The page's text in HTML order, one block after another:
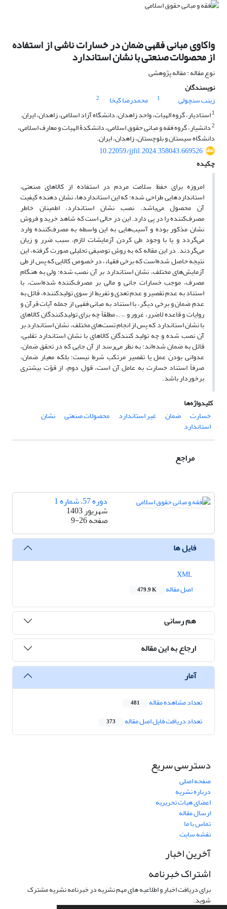
واکاوی مبانی فقهی ضمان در خسارات ناشی از استفاده
از محصولات صنعتی با نشان استاندارد‏
نوع مقاله : مقاله پژوهشی
نویسندگان
زینب سنچولی
1 محمدرضا کیخا
2
1استادیار، گروه الهیات، واحد زاهدان، دانشگاه آزاد اسلامی، زاهدان، ایران.
2دانشیار، گروه فقه و مبانی حقوق اسلامی، دانشکدۀ الهیات و معارف اسلامی،
دانشگاه سیستان و بلوچستان، زاهدان، ایران.
10.22059/jjfil.2024.358043.669526
چکیده
امروزه برای حفظ سلامت مردم در استفاده از کالاهای صنعتی،
استانداردهایی طراحی شده؛ که این استانداردها، نشان دهنده کیفیت
آن محصول می‌باشد. نصب نشان استاندارد، اطمینان خاطر
مصرف‌کننده را در پی دارد. این در حالی است که شاهد خرید و فروش
نشان مذکور بوده و آسیب‌هایی به این واسطه به مصرف‌کننده وارد
می‌گردد و یا با وجود طی کردن آزمایشات لازم، سبب ضرر و زیان
می‌گردند. در این مقاله که به روش توصیفی تحلیلی صورت گرفته، این
نتیجه حاصل شده‌است که برخی فقهاء، در خصوص کالایی که پس از طی
آزمایش‌های مختلف، نشان استاندارد بر آن نصب شده؛ ولی به هنگام
مصرف، موجب خسارات جانی و مالی بر مصرف‌کننده شده‌است، با
استناد به عدم تقصیر و عدم تعدی و تفریط از سوی تولید‌کننده، قائل به
عدم ضمان و برخی دیگر، با استناد به مبانی فقهی از جمله آیات قرآن و
روایات و قاعده لاضرر، غرور و ….، مطلقاً چه برای تولیدکنندگان کالاهای
با نشان استاندارد که پس از انجام تست‌های مختلف، نشان استاندارد بر
آن نصب شده و چه تولید کنندگان کالاهای با نشان استاندارد تقلبی،
قائل به ضمان شده‌اند؛ به نظر می‌رسد از آن جایی که در تحقق ضمان،
عدوانی بودن عمل یا تقصیر مرتکب شرط نیست؛ بلکه معیار ضمان،
صرفاً استناد خسارت به عامل آن است، قول دوم، از قوّت بیشتری
برخوردار باشد.
کلیدواژه‌ها
خسارت
ضمان غیر استاندارد محصولات صنعتی نشان
استاندارد
مراجع
دوره 57، شماره 1
شهریور 1403
صفحه9-26
فایل ها
اصل مقاله
479.9 K
هم رسانی
ارجاع به این مقاله
آمار
تعداد مشاهده مقاله 481
تعداد دریافت فایل اصل مقاله 373
دسترسی سریع
صفحه اصلی
درباره نشریه
اعضای هیات تحریریه
ارسال مقاله
تماس با ما
نقشه سایت
آخرین اخبار
اشتراک خبرنامه
برای دریافت اخبار و اطلاعیه های مهم نشریه در خبرنامه نشریه مشترک
شوید.